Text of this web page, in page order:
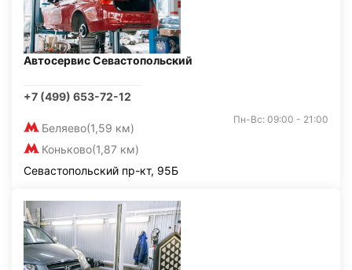
Автосервис Севастопольский
+7 (499) 653-72-12
Беляево(1,59 км)
Коньково(1,87 км)
Пн-Вс: 09:00 - 21:00
Севастопольский пр-кт, 95Б